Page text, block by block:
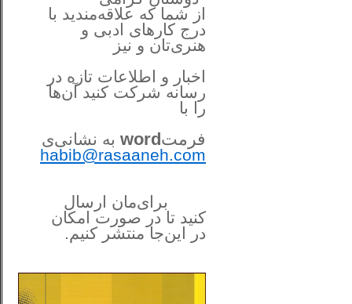
از شما که علاقه‌مندید با
درج کارهای‌ ادبی و
هنری‌تان و نیز
اخبار و اطلاعات تازه در
رسانه شرکت کنید آن‌ها
را با
فرمتword به نشانی‌ی
habib@rasaaneh.com
برای‌مان ارسال
کنید تا در صورت امکان
در این‌جامنتشر کنیم.